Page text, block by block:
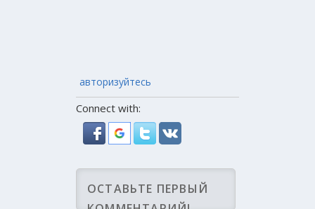
авторизуйтесь
Connect with: